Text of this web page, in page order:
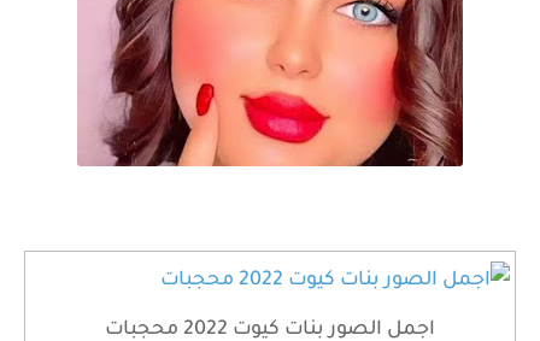
اجمل الصور بنات كيوت 2022 محجبات